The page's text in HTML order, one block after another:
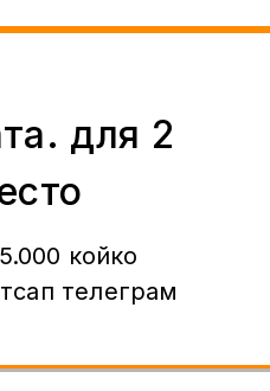
для 2
койко
телеграм